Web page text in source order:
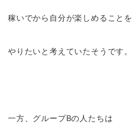
稼いでから自分が楽しめることを
やりたいと考えていたそうです。
一方、グループBの人たちは